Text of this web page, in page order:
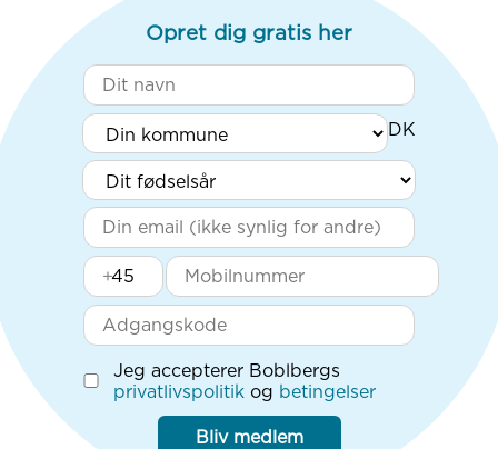
Opret dig gratis her
+
Jeg accepterer Boblbergs
privatlivspolitik og betingelser
Bliv medlem